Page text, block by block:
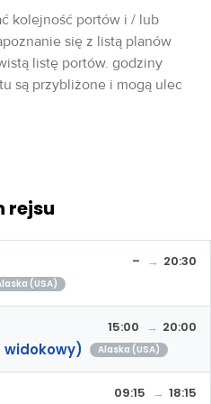
kolejność portów i / lub
się z listą planów
listę portów. godziny
są przybliżone i mogą ulec
rejsu
(USA)
– 20:30
widokowy) Alaska (USA)
15:00 20:00
09:15 18:15